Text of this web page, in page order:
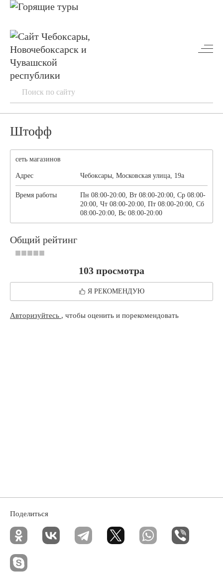
Штофф
сеть магазинов
Адрес Чебоксары, Московская улица, 19а
Время работы
Пн 08:00-20:00, Вт 08:00-20:00, Ср 08:00-
20:00, Чт 08:00-20:00, Пт 08:00-20:00, Сб
08:00-20:00, Вс 08:00-20:00
Общий рейтинг
103 просмотра
Я РЕКОМЕНДУЮ
Авторизуйтесь , чтобы оценить и порекомендовать
Поделиться